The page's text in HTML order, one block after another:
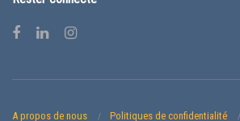
A propos de nous Politiques de confidentialité